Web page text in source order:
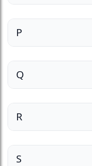
P
Q
R
S